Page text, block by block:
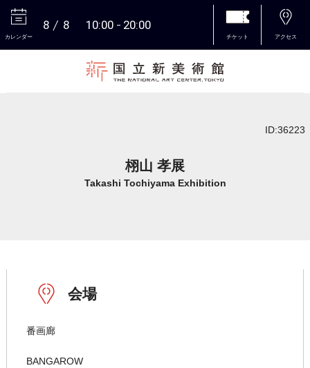
カレンダー
8 8 10:00 20:00
チケット アクセス
ID:36223
栩山 孝展
Takashi Tochiyama Exhibition
会場
番画廊
BANGAROW